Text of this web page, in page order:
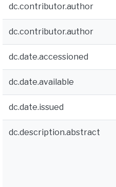
dc.contributor.author
dc.contributor.author
dc.date.accessioned
dc.date.available
dc.date.issued
dc.description.abstract